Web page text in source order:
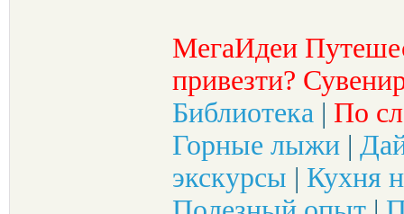
МегаИдеи
привезти?
Библиотека | По
Горные лыжи |
экскурсы | Кухня